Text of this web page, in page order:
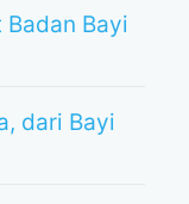
Bayi
dari Bayi